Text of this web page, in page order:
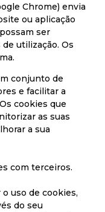
Chrome) envia
ou aplicação
ser
utilização. Os
conjunto de
e facilitar a
cookies que
as suas
a sua
com terceiros.
uso de cookies,
do seu